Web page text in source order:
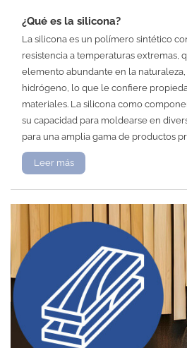
¿Qué es la silicona?
La silicona es un polímero sintético
resistencia a temperaturas extremas,
elemento abundante en la
hidrógeno, lo que le confiere
materiales. La silicona como
su capacidad para moldearse en
para una amplia gama de productos
Leer más